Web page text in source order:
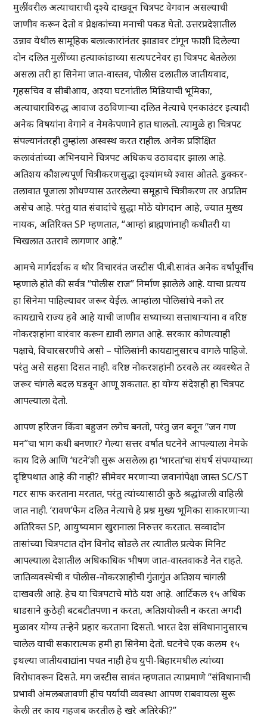
मुलींवरील अत्याचाराची दृश्ये दाखवून चित्रपट वेगवान असल्याची
जाणीव करून देतो व प्रेक्षकांच्या मनाची पकड घेतो. उत्तरप्रदेशातील
उन्नाव येथील सामूहिक बलात्कारांनंतर झाडावर टांगून फाशी दिलेल्या
दोन दलित मुलींच्या हत्याकांडाच्या सत्यघटनेवर हा चित्रपट बेतलेला
असला तरी हा सिनेमा जात-वास्तव, पोलीस दलातील जातीयवाद,
गृहसचिव व सीबीआय, अश्या घटनांतील मिडियाची भूमिका,
अत्याचाराविरुद्ध आवाज उठविणाऱ्या दलित नेत्याचे एनकाउंटर इत्यादी
अनेक विषयांना वेगाने व नेमकेपणाने हात घालतो. त्यामुळे हा चित्रपट
संपल्यानंतरही तुम्हांला अस्वस्थ करत राहील. अनेक प्रशिक्षित
कलावंतांच्या अभिनयाने चित्रपट अधिकच उठावदार झाला आहे.
अतिशय कौशल्यपूर्ण चित्रीकरणसुद्धा दृश्यांमध्ये श्वास ओतते. डुक्कर-
तलावात पूजाला शोधण्यास उतरलेल्या समूहाचे चित्रीकरण तर अप्रतिम
असेच आहे. परंतु यात संवादांचे सुद्धा मोठे योगदान आहे, ज्यात मुख्य
नायक, अतिरिक्त SP म्हणतात, “आम्हां ब्राह्मणांनाही कधीतरी या
चिखलात उतरावे लागणार आहे.”
आमचे मार्गदर्शक व थोर विचारवंत जस्टीस पी.बी.सावंत अनेक वर्षांपूर्वीच
म्हणाले होते की सर्वत्र “पोलीस राज” निर्माण झालेले आहे. याचा प्रत्यय
हा सिनेमा पाहिल्यावर जरूर येईल. आम्हांला पोलिसांचे नको तर
कायद्याचे राज्य हवे आहे याची जाणीव सध्याच्या सत्ताधाऱ्यांना व वरिष्ठ
नोकरशहांना वारंवार करून द्यावी लागत आहे. सरकार कोणत्याही
पक्षाचे, विचारसरणीचे असो – पोलिसांनी कायद्यानुसारच वागले पाहिजे.
परंतु असे सहसा दिसत नाही. वरिष्ठ नोकरशहांनी ठरवले तर व्यवस्थेत ते
जरूर चांगले बदल घडवून आणू शकतात. हा योग्य संदेशही हा चित्रपट
आपल्याला देतो.
आपण हरिजन किंवा बहुजन लगेच बनतो, परंतु जन बनून “जन गण
मन”चा भाग कधी बनणार? गेल्या सत्तर वर्षात घटनेने आपल्याला नेमके
काय दिले आणि ‘घटने’शी सुरू असलेला हा ‘भारता’चा संघर्ष संपण्याच्या
दृष्टिपथात आहे की नाही? सीमेवर मरणाऱ्या जवानांपेक्षा जास्त SC/ST
गटर साफ करताना मरतात, परंतु त्यांच्यासाठी कुठे श्रद्धांजली वाहिली
जात नाही. ‘रावण’फेम दलित नेत्याचे हे प्रश्न मुख्य भूमिका साकारणाऱ्या
अतिरिक्त SP, आयुष्यमान खुरानाला निरुत्तर करतात. सव्वादोन
तासांच्या चित्रपटात दोन विनोद सोडले तर त्यातील प्रत्येक मिनिट
आपल्याला देशातील अधिकाधिक भीषण जात-वास्तवाकडे नेत राहते.
जातिव्यवस्थेची व पोलीस-नोकरशाहीची गुंतागुंत अतिशय चांगली
दाखवली आहे. हेच या चित्रपटाचे मोठे यश आहे. आर्टिकल १५ अधिक
धाडसाने कुठेही बटबटीतपणा न करता, अतिशयोक्ती न करता अगदी
मुळावर योग्य तर्‍हेने प्रहार करताना दिसतो. भारत देश संविधानानुसारच
चालेल याची सकारात्मक हमी हा सिनेमा देतो. घटनेचे एक कलम १५
इथल्या जातीयवाद्यांना पचत नाही हेच युपी-बिहारमधील त्यांच्या
विरोधावरून दिसते. मग जस्टीस सावंत म्हणतात त्याप्रमाणे “संविधानाची
प्रभावी अंमलबजावणी हीच पर्यायी व्यवस्था आपण राबवायला सुरू
केली तर काय गहजब करतील हे खरे अतिरेकी?”